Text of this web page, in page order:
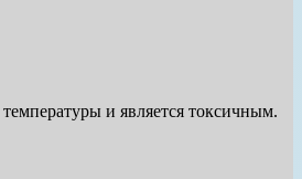
и является токсичным.